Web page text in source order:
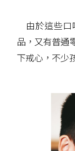
由於這些口
品，又有普通
下戒心，不少